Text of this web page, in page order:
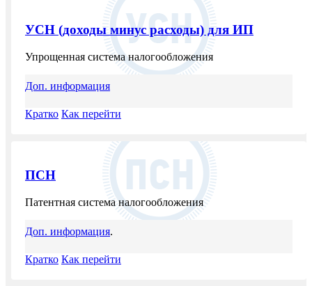
УСН (доходы минус расходы) для ИП
Упрощенная система налогообложения
Доп. информация
Кратко Как перейти
ПСН
Патентная система налогообложения
Доп. информация.
Кратко Как перейти